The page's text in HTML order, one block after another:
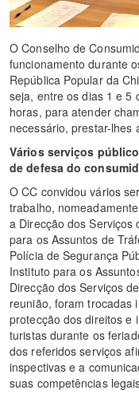
O Conselho de
funcionamento durante
República Popular da
seja, entre os dias 1 e 5
horas, para atender
necessário, prestar-lhes
Vários serviços
de defesa do
O CC convidou vários
trabalho,
a Direcção dos Serviços
para os Assuntos de
Polícia de Segurança
Instituto para os
Direcção dos Serviços
reunião, foram trocadas
protecção dos direitos e
turistas durante os
dos referidos serviços
inspectivas e a
suas competências